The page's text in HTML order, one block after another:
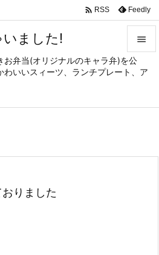
ました!
お弁当(オリジナルのキャラ弁)を公
いいスィーツ、ランチプレート、ア


メニュ
サイド

 RSS Feedly
りました